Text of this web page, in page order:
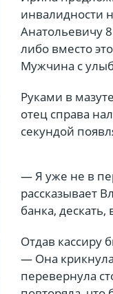
инвалидности
Анатольевичу
либо вместо
Мужчина с
Руками в
отец справа
секундой
— Я уже не в
рассказывает
банка, дескать,
Отдав кассиру
— Она
перевернула